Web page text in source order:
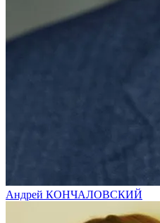
Андрей КОНЧАЛОВСКИЙ